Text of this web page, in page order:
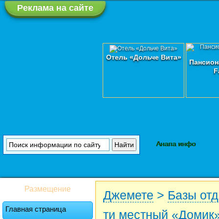
Реклама на сайте
Отель «Дольче Вита»
Анапа инфо
Размещение
Главная страница
Джемете > Базы
ти местный